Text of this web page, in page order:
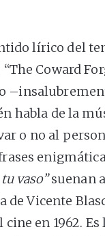
lírico del
Coward
habla de la
o no al
vaso”suenan
de Vicente
en 1962.